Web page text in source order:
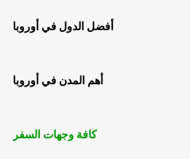
أفضل الدول في أوروبا
أهم المدن في أوروبا
كافة وجهات السفر